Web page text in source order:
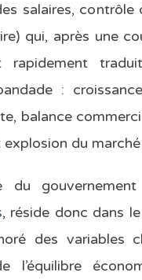
salaires,
qui, après une
rapidement
:
balance
du marché
du gouvernement
, réside donc dans
des variables
l’équilibre